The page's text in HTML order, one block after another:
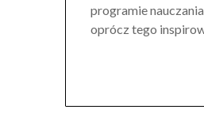
programie
oprócz tego